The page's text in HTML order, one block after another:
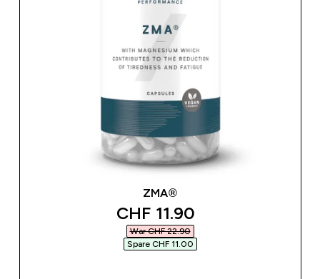
ZMA®
discounted price
CHF 11.90‎
War CHF 22.90‎
Spare CHF 11.00‎